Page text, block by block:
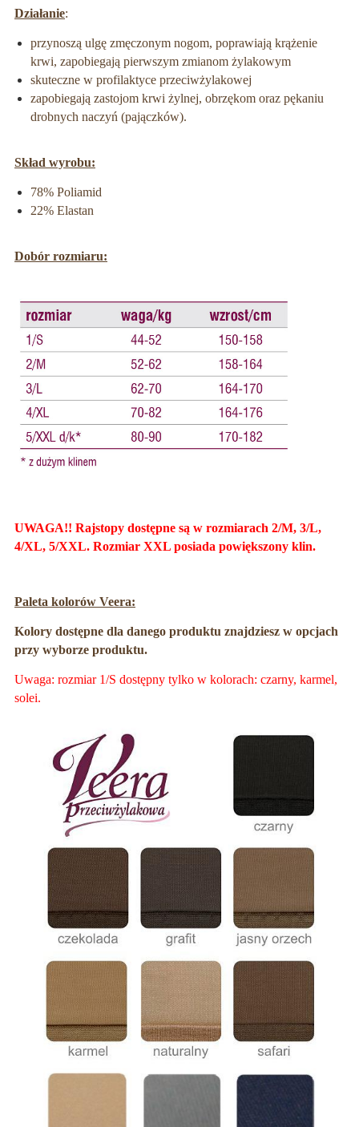
Działanie:
przynoszą ulgę zmęczonym nogom, poprawiają krążenie
krwi, zapobiegają pierwszym zmianom żylakowym
skuteczne w profilaktyce przeciwżylakowej
zapobiegają zastojom krwi żylnej, obrzękom oraz pękaniu
drobnych naczyń (pajączków).
Skład wyrobu:
78% Poliamid
22% Elastan
Dobór rozmiaru:
UWAGA!! Rajstopy dostępne są w rozmiarach 2/M, 3/L,
4/XL, 5/XXL. Rozmiar XXL posiada powiększony klin.
Paleta kolorów Veera:
Kolory dostępne dla danego produktu znajdziesz w opcjach
przy wyborze produktu.
Uwaga: rozmiar 1/S dostępny tylko w kolorach: czarny, karmel,
solei.